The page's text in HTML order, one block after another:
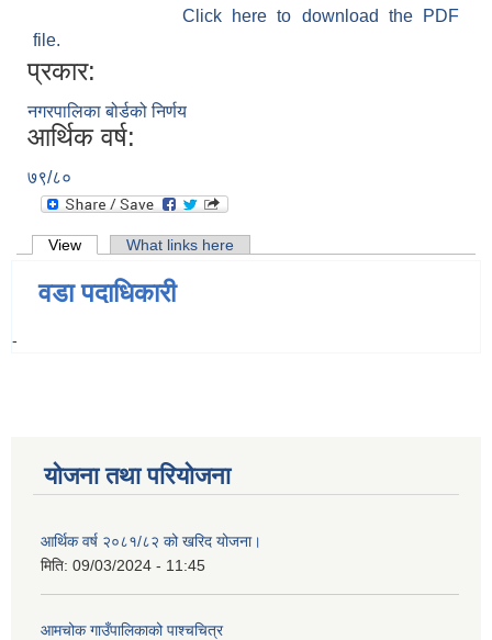
Click here to download the PDF
file.
प्रकार:
नगरपालिका बोर्डको निर्णय
आर्थिक वर्ष:
७९/८०
Primary tabs
View (active tab)What links here
वडा पदाधिकारी
-
योजना तथा परियोजना
आर्थिक वर्ष २०८१/८२ को खरिद योजना।
मिति: 09/03/2024 - 11:45
आमचोक गाउँपालिकाको पाश्चचित्र